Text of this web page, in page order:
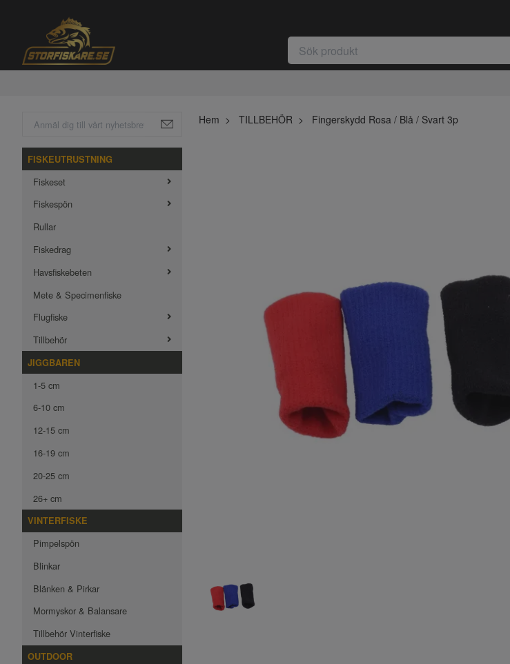
FISKEUTRUSTNING
Fiskeset
Fiskespön
Rullar
Fiskedrag
Havsfiskebeten
Mete & Specimenfiske
Flugfiske
Tillbehör
JIGGBAREN
1-5 cm
6-10 cm
12-15 cm
16-19 cm
20-25 cm
26+ cm
VINTERFISKE
Pimpelspön
Blinkar
Blänken & Pirkar
Mormyskor & Balansare
Tillbehör Vinterfiske
OUTDOOR
Hem TILLBEHÖR Fingerskydd Rosa / Blå / Svart 3p